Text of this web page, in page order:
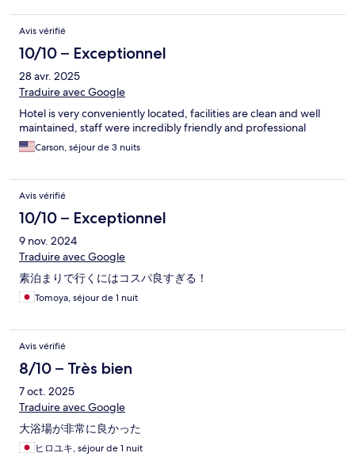
Avis vérifié
10/10 – Exceptionnel
28 avr. 2025
Traduire avec Google
Hotel is very conveniently located, facilities are clean and well
maintained, staff were incredibly friendly and professional
Carson, séjour de 3 nuits
Avis vérifié
10/10 – Exceptionnel
9 nov. 2024
Traduire avec Google
素泊まりで行くにはコスパ良すぎる！
Tomoya, séjour de 1 nuit
Avis vérifié
8/10 – Très bien
7 oct. 2025
Traduire avec Google
大浴場が非常に良かった
ヒロユキ, séjour de 1 nuit